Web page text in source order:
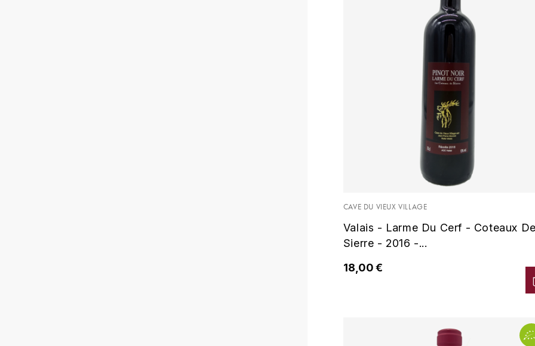
CAVE DU VIEUX VILLAGE
Valais - Larme Du Cerf - Coteaux
Sierre - 2016 -...
18,00 €